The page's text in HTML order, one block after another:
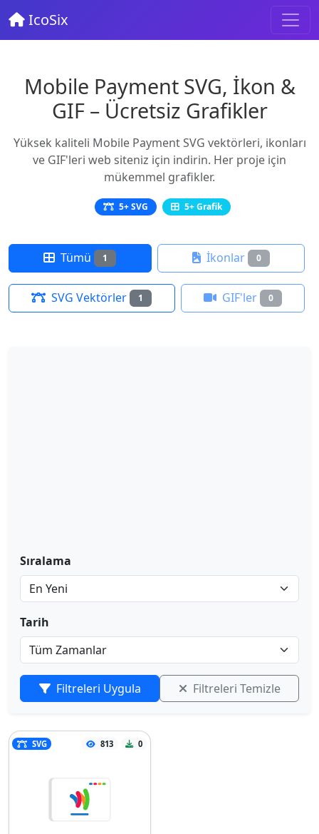
IcoSix
Mobile Payment SVG, İkon &
GIF – Ücretsiz Grafikler
Yüksek kaliteli Mobile Payment SVG vektörleri, ikonları
ve GIF'leri web siteniz için indirin. Her proje için
mükemmel grafikler.
5+ SVG 5+ Grafik
Tümü 1 İkonlar 0
SVG Vektörler 1 GIF'ler 0
Sıralama
Tarih
Filtreleri Uygula Filtreleri Temizle
SVG 813 0